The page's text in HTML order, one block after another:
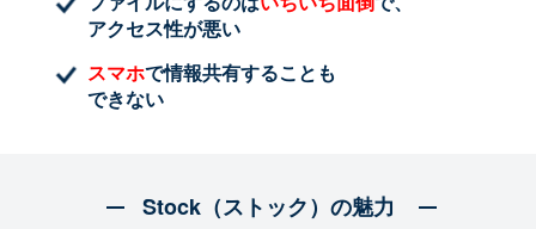
アクセス性が悪い
スマホで情報共有することも
できない
Stock（ストック）の魅力